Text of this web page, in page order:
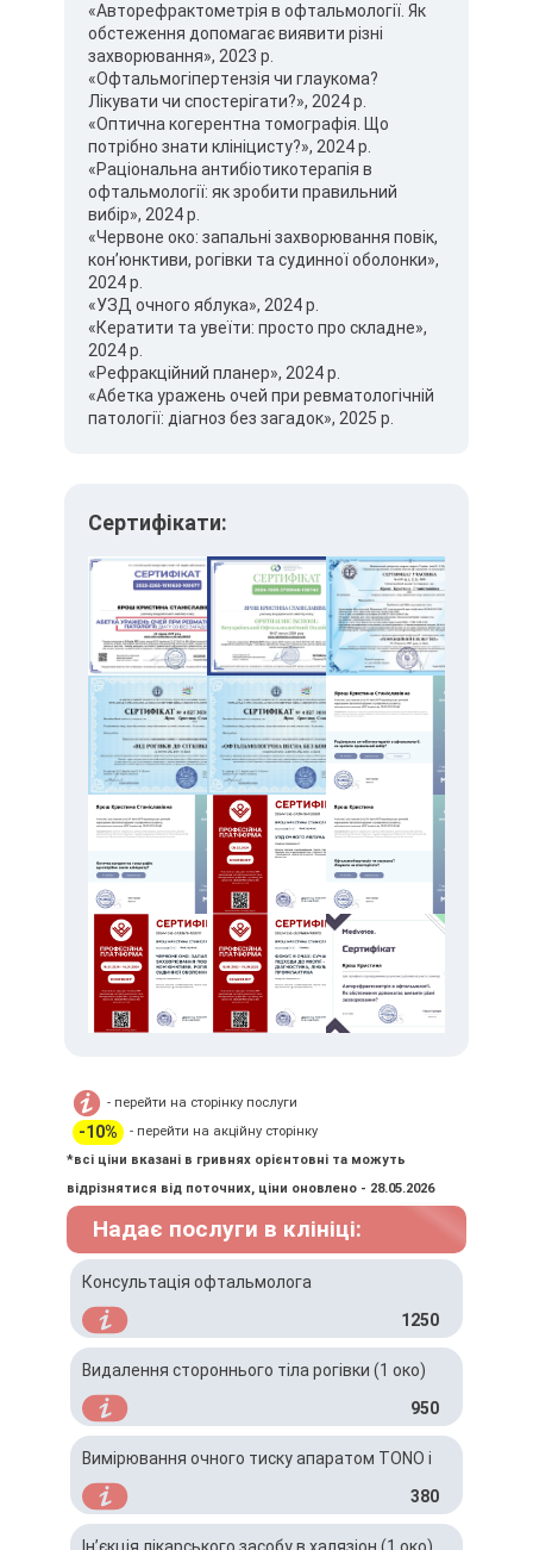
«Авторефрактометрія в офтальмології. Як
обстеження допомагає виявити різні
захворювання», 2023 р.
«Офтальмогіпертензія чи глаукома?
Лікувати чи спостерігати?», 2024 р.
«Оптична когерентна томографія. Що
потрібно знати клініцисту?», 2024 р.
«Раціональна антибіотикотерапія в
офтальмології: як зробити правильний
вибір», 2024 р.
«Червоне око: запальні захворювання повік,
конʼюнктиви, рогівки та судинної оболонки»,
2024 р.
«УЗД очного яблука», 2024 р.
«Кератити та увеїти: просто про складне»,
2024 р.
«Рефракційний планер», 2024 р.
«Абетка уражень очей при ревматологічній
патології: діагноз без загадок», 2025 р.
Сертифікати:
- перейти на сторінку послуги
-10%
- перейти на акційну сторінку
*всі ціни вказані в гривнях орієнтовні та можуть
відрізнятися від поточних, ціни оновлено - 28.05.2026
Надає послуги в клініці:
Консультація офтальмолога
1250
Видалення стороннього тіла рогівки (1 око)
950
Вимірювання очного тиску апаратом TONO i
380